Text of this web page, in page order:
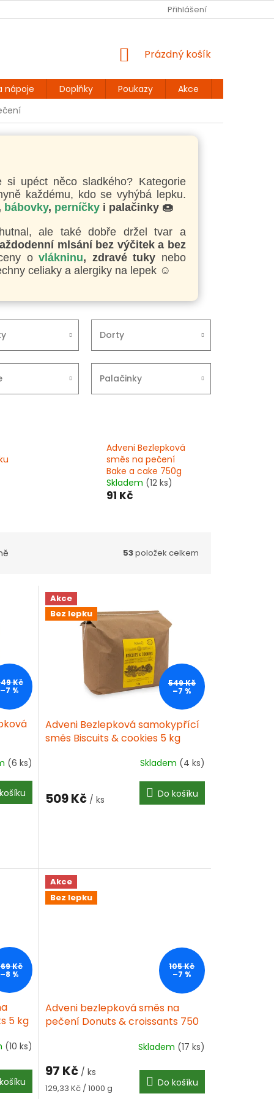
KONTAKT DOPRAVA A PLATBA
Přihlášení
NÁKUPNÍ
Prázdný košík
nápoje Doplňky Poukazy Akce
upéct něco sladkého? Kategorie
každému, kdo se vyhýbá lepku.
bábovky, perníčky i palačinky 🍩
ale také dobře držel tvar a
mlsání bez výčitek a bez
ovlákninu, zdravé tuky nebo
celiaky a alergiky na lepek ☺️
Dorty
Palačinky
Adveni Bezlepková
směs na pečení
Bake a cake 750g
Skladem (12 ks)
91 Kč
53položek celkem
Kč
–7 %
(6 ks)
Akce
Bez lepku
549 Kč
–7 %
Adveni Bezlepková samokypřící
směs Biscuits & cookies 5 kg
je
Skladem (4 ks)
509 Kč / ks Do košíku
Kč
–8 %
5 kg
(10 ks)
Akce
Bez lepku
105 Kč
–7 %
Adveni bezlepková směs na
pečení Donuts & croissants 750
produktu
je
4,2
Skladem (17 ks)
97 Kč / ks
Měrná
129,33 Kč / 1000 g Do košíku